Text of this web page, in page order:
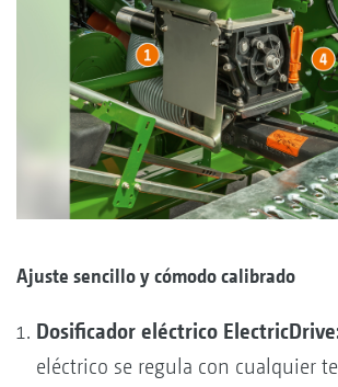
Ajuste sencillo y cómodo calibrado
Dosificador eléctrico
eléctrico se regula con cualquier